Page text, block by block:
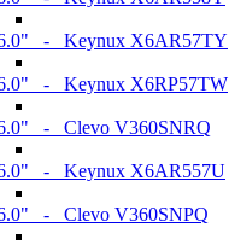
- Keynux X6AR57TY
- Keynux X6RP57TW
- Clevo V360SNRQ
- Keynux X6AR557U
- Clevo V360SNPQ